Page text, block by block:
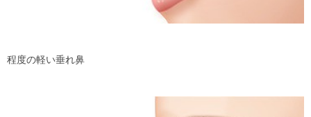
程度の軽い垂れ鼻